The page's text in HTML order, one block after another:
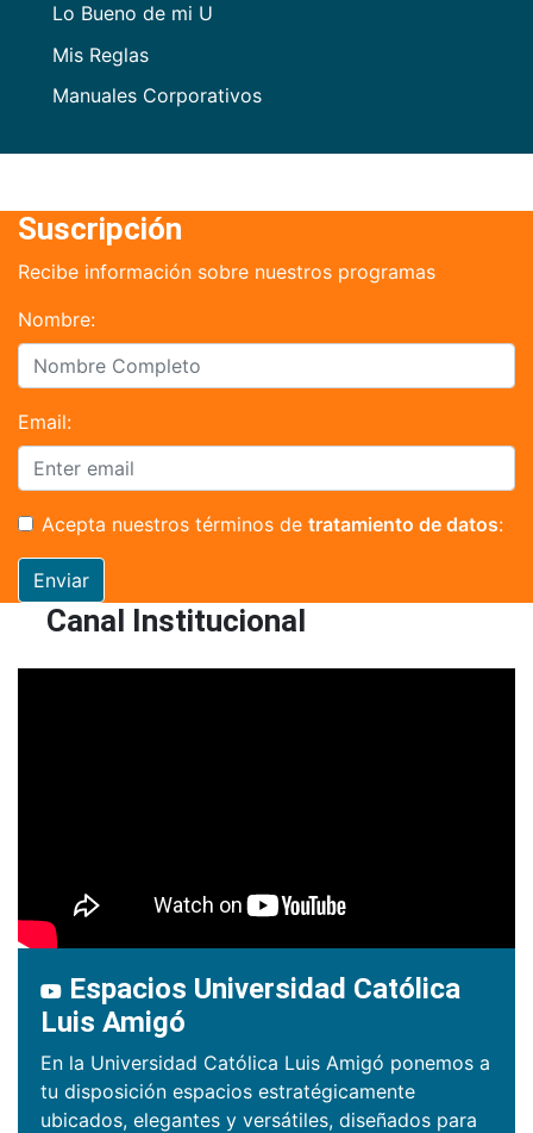
Lo Bueno de mi U
Mis Reglas
Manuales Corporativos
Suscripción
Recibe información sobre nuestros programas
Nombre:
Email:
Acepta nuestros términos de tratamiento de datos:
Enviar
Canal Institucional
Espacios Universidad Católica
Luis Amigó
En la Universidad Católica Luis Amigó ponemos a
tu disposición espacios estratégicamente
ubicados, elegantes y versátiles, diseñados para